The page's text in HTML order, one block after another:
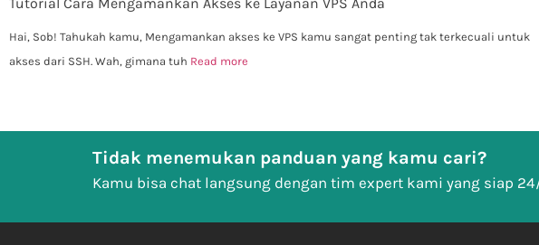
Hai, Sob! Tahukah kamu, Mengamankan akses ke VPS kamu sangat penting tak terkecuali untuk
akses dari SSH. Wah, gimana tuh Read more
Tidak menemukan panduan yang kamu cari?
Kamu bisa chat langsung dengan tim expert kami yang siap